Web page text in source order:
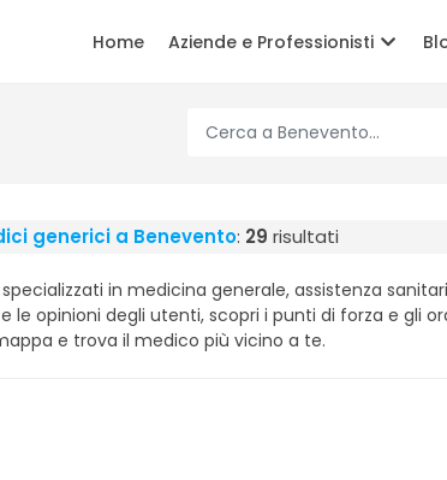
Home Aziende e Professionisti
generici a Benevento: 29 risultati
in medicina generale, assistenza
e le opinioni degli utenti, scopri i punti di forza e gli
e trova il medico più vicino a te.